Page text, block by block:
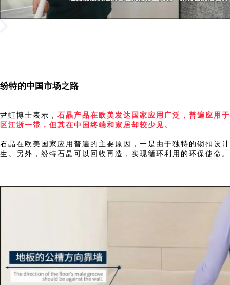
纷特的中国市场之路
尹虹博士表示， 石晶产品在欧美发达国家应用广泛，普遍应用
区江浙一带，但其在中国终端和家居却较少见 。
石晶在欧美国家应用普遍的主要原因，一是由于独特的锁扣设
生。另外，纷特石晶可以回收再造，实现循环利用的环保使命。